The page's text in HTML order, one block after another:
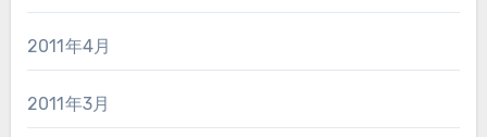
2011年4月
2011年3月